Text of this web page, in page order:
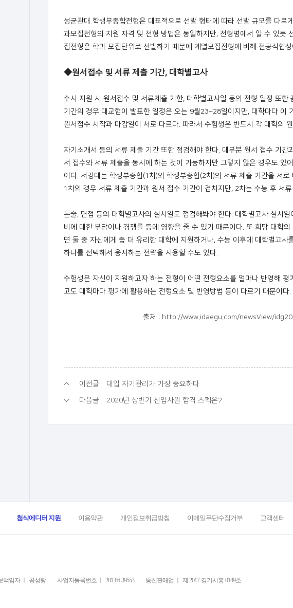
성균관대 학생부종합전형은 대표적으로 선발 형태에 따라 선발 규모를 다르
과모집전형의 지원 자격 및 전형 방법은 동일하지만, 전형명에서 알 수 있듯
집전형은 학과 모집단위로 선발하기 때문에 계열모집전형에 비해 전공적합
◆원서접수 및 서류 제출 기간, 대학별고사
수시 지원 시 원서접수 및 서류제출 기한, 대학별고사일 등의 전형 일정 또한
기간의 경우 대교협이 발표한 일정은 오는 9월23~28일이지만, 대학마다 이
원서접수 시작과 마감일이 서로 다르다. 따라서 수험생은 반드시 각 대학의
자기소개서 등의 서류 제출 기간 또한 점검해야 한다. 대부분 원서 접수 기간
서 접수와 서류 제출을 동시에 하는 것이 가능하지만 그렇지 않은 경우도 있
이다. 서강대는 학생부종합(1차)와 학생부종합(2차)의 서류 제출 기간을 서
1차의 경우 서류 제출 기간과 원서 접수 기간이 겹치지만, 2차는 수능 후 서류
논술, 면접 등의 대학별고사의 실시일도 점검해봐야 한다. 대학별고사 실시
비에 대한 부담이나 경쟁률 등에 영향을 줄 수 있기 때문이다. 또 희망 대학
면 둘 중 자신에게 좀 더 유리한 대학에 지원하거나, 수능 이후에 대학별고사
하나를 선택해서 응시하는 전략을 사용할 수도 있다.
수험생은 자신이 지원하고자 하는 전형이 어떤 전형요소를 얼마나 반영해
고도 대학마다 평가에 활용하는 전형요소 및 반영방법 등이 다르기 때문이다.
출처 : http://www.idaegu.com/newsView/
이전글
대입 자기관리가 가장 중요하다
다음글
2020년 상반기 신입사원 합격 스펙은?
첨삭에디터 지원 이용약관 개인정보취급방침 이메일무단수집거부 고객센터
책임자 ㅣ 공성랑 사업자등록번호 ㅣ 201-86-39553 통신판매업 ㅣ 제 2017-경기시흥-0149호